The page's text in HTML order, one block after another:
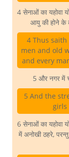
4 सेनाओं का यहोवा
आयु की होने के
4 Thus saith
men and old
and every
5 और नगर में
5 And the
girls
6 सेनाओं का यहोवा
में अनोखी ठहरे,